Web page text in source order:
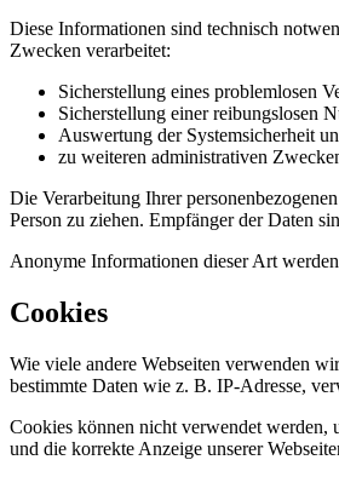
Diese Informationen sind technisch
Zwecken verarbeitet:
Sicherstellung eines problemlosen
Sicherstellung einer reibungslosen
Auswertung der Systemsicherheit
zu weiteren administrativen
Die Verarbeitung Ihrer
Person zu ziehen. Empfänger der Daten
Anonyme Informationen dieser Art
Cookies
Wie viele andere Webseiten verwenden
bestimmte Daten wie z. B. IP-Adresse,
Cookies können nicht verwendet werden,
und die korrekte Anzeige unserer